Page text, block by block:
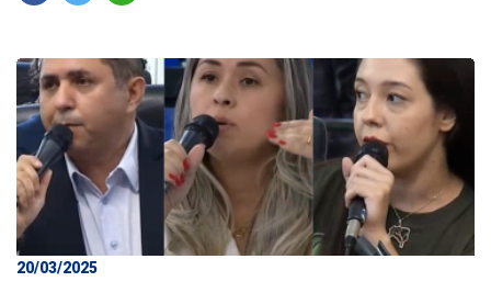
20/03/2025